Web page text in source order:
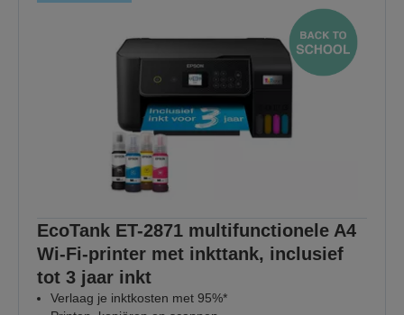
EcoTank ET-2871 multifunctionele A4
Wi-Fi-printer met inkttank, inclusief
tot 3 jaar inkt
Verlaag je inktkosten met 95%*